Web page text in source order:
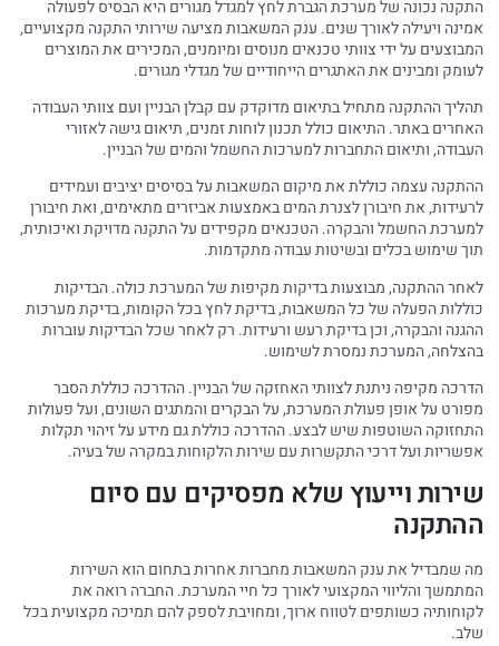
התקנה נכונה של מערכת הגברת לחץ למגדל מגורים היא הבסיס לפעולה
אמינה ויעילה לאורך שנים. ענק המשאבות מציעה שירותי התקנה מקצועיים,
המבוצעים על ידי צוותי טכנאים מנוסים ומיומנים, המכירים את המוצרים
לעומק ומבינים את האתגרים הייחודיים של מגדלי מגורים.
תהליך ההתקנה מתחיל בתיאום מדוקדק עם קבלן הבניין ועם צוותי העבודה
האחרים באתר. התיאום כולל תכנון לוחות זמנים, תיאום גישה לאזורי
העבודה, ותיאום התחברות למערכות החשמל והמים של הבניין.
ההתקנה עצמה כוללת את מיקום המשאבות על בסיסים יציבים ועמידים
לרעידות, את חיבורן לצנרת המים באמצעות אביזרים מתאימים, ואת חיבורן
למערכת החשמל והבקרה. הטכנאים מקפידים על התקנה מדויקת ואיכותית,
תוך שימוש בכלים ובשיטות עבודה מתקדמות.
לאחר ההתקנה, מבוצעות בדיקות מקיפות של המערכת כולה. הבדיקות
כוללות הפעלה של כל המשאבות, בדיקת לחץ בכל הקומות, בדיקת מערכות
ההגנה והבקרה, וכן בדיקת רעש ורעידות. רק לאחר שכל הבדיקות עוברות
בהצלחה, המערכת נמסרת לשימוש.
הדרכה מקיפה ניתנת לצוותי האחזקה של הבניין. ההדרכה כוללת הסבר
מפורט על אופן פעולת המערכת, על הבקרים והמתגים השונים, ועל פעולות
התחזוקה השוטפות שיש לבצע. ההדרכה כוללת גם מידע על זיהוי תקלות
אפשריות ועל דרכי התקשרות עם שירות הלקוחות במקרה של בעיה.
שירות וייעוץ שלא מפסיקים עם סיום
ההתקנה
מה שמבדיל את ענק המשאבות מחברות אחרות בתחום הוא השירות
המתמשך והליווי המקצועי לאורך כל חיי המערכת. החברה רואה את
לקוחותיה כשותפים לטווח ארוך, ומחויבת לספק להם תמיכה מקצועית בכל
שלב.